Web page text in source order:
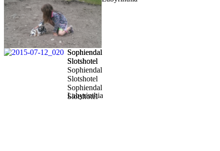
Sophiendal
Slotshotel
Sophiendal
Slotshotel
Sophiendal
Slotshotel
Sophiendal
Slotshotel
Labyrinthia